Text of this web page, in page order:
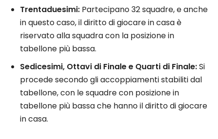
Trentaduesimi: Partecipano 32 squadre, e anche
in questo caso, il diritto di giocare in casa è
riservato alla squadra con la posizione in
tabellone più bassa​​.
Sedicesimi, Ottavi di Finale e Quarti di Finale:Si
procede secondo gli accoppiamenti stabiliti dal
tabellone, con le squadre con posizione in
tabellone più bassa che hanno il diritto di giocare
in casa​​.